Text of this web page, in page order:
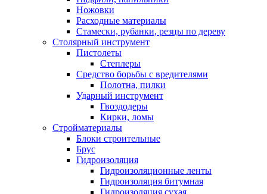
Ножовки
Расходные материалы
Стамески, рубанки, резцы по дереву
Столярный инструмент
Пистолеты
Степлеры
Средство борьбы с вредителями
Полотна, пилки
Ударный инструмент
Гвоздодеры
Кирки, ломы
Стройматериалы
Блоки строительные
Брус
Гидроизоляция
Гидроизоляционные ленты
Гидроизоляция битумная
Гидроизоляция сухая